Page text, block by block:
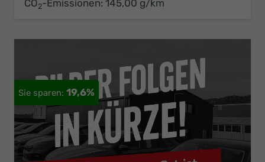
CO2-Emissionen: 145,00 g/km
19,6%